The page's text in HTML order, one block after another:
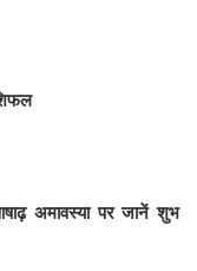
अमावस्या पर जानें शुभ